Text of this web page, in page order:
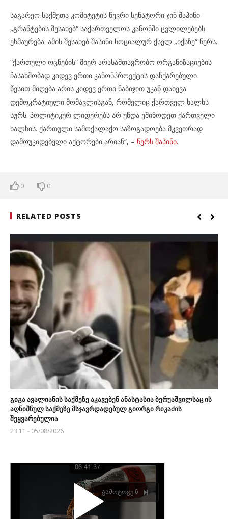
საგარეო საქმეთა კომიტეტის წევრი სენატორი ჯინ შაჰინი
„გრანტების შესახებ“ საქართველოს კანონში ცვლილებებს
ეხმაურება. ამის შესახებ შაჰინი სოციალურ ქსელ „იქსზე“ წერს.
“ქართული ოცნების“ მიერ არასამთავრობო ორგანიზაციების
ჩასახშობად კიდევ ერთი კანონპროექტის დაჩქარებული
წესით მიღება არის კიდევ ერთი ნაბიჯით უკან დახევა
დემოკრატიული მომავლისგან, რომელიც ქართველ ხალხს
სურს. პოლიტიკურ ლიდერებს არ უნდა ეშინოდეთ ქართველი
ხალხის. ქართული სამოქალაქო საზოგადოება მკვეთრად
დამოუკიდებელი აქტორები არიან“, – წერს შაჰინი.
0 0
RELATED POSTS
გიგა ავალიანის საქმეზე აკავებენ ანასტასია ბერუაშვილსაც ის
აღნიშნულ საქმეზე მსჯავრდადებულ გიორგი რიკაძის
შეყვარებულია
23:11 - 05/08/2026